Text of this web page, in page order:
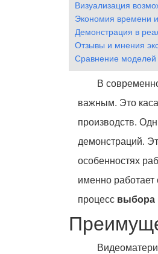
Визуализация
Экономия времени
Демонстрация в
Отзывы и мнения
Сравнение моделей
В
важным. Это
производств.
демонстраций.
особенностях
именно работает
процесс выбора